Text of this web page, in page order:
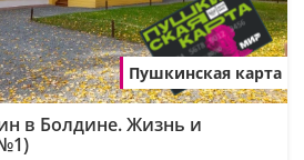
Пушкинская карта
в Болдине. Жизнь и